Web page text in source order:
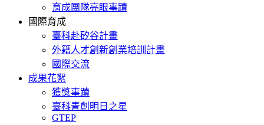
育成團隊亮眼事蹟
國際育成
臺科赴矽谷計畫
外籍人才創新創業培訓計畫
國際交流
成果花絮
獲獎事蹟
臺科青創明日之星
GTEP